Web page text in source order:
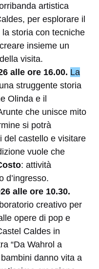
artistica
per esplorare il
storia con tecniche
insieme un
visita.
alle ore 16.00. La
struggente storia
Olinda e il
che unisce mito
si potrà
del castello e visitare
vuole che
: attività
d’ingresso.
alle ore 10.30.
creativo per
opere di pop e
Caldes in
“Da Wahrol a
danno vita a